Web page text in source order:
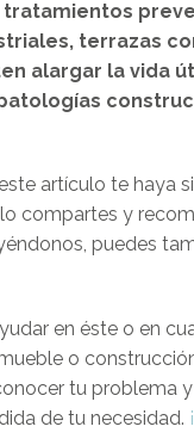
tratamientos
terrazas
alargar la vida
artículo te haya
compartes y
puedes
en éste o en
o
tu problema
de tu necesidad.